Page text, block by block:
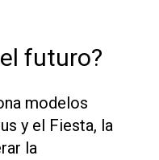
futuro?
modelos
y el Fiesta, la
la